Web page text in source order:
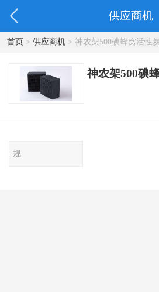
供应商机
首页> 供应商机> 神农架500碘蜂窝活性
神农架500碘
规